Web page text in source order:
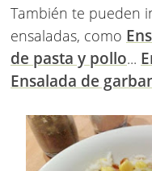
También te pueden
ensaladas, como
de pasta y pollo...
Ensalada de